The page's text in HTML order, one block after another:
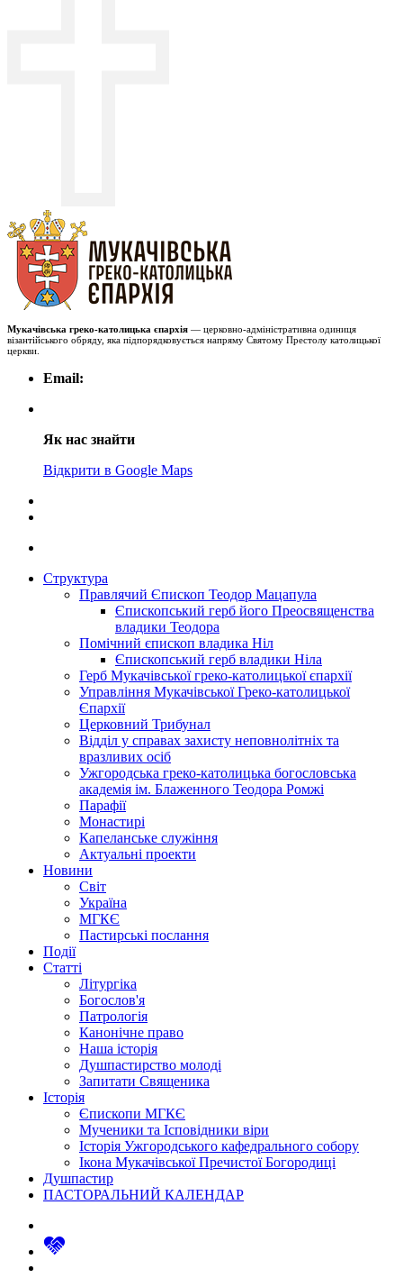
Мукачівська греко-католицька єпархія — церковно-адміністративна одиниця
візантійського обряду, яка підпорядковується напряму Святому Престолу католицької
церкви.
Email:
Як нас знайти
Відкрити в Google Maps
Структура
Правлячий Єпископ Теодор Мацапула
Єпископський герб його Преосвященства
владики Теодора
Помічний єпископ владика Ніл
Єпископський герб владики Ніла
Герб Мукачівської греко-католицької єпархії
Управління Мукачівської Греко-католицької
Єпархії
Церковний Трибунал
Відділ у справах захисту неповнолітніх та
вразливих осіб
Ужгородська греко-католицька богословська
академія ім. Блаженного Теодора Ромжі
Парафії
Монастирі
Капеланське служіння
Актуальні проекти
Новини
Світ
Україна
МГКЄ
Пастирські послання
Події
Статті
Літургіка
Богослов'я
Патрологія
Канонічне право
Наша історія
Душпастирство молоді
Запитати Священика
Історія
Єпископи МГКЄ
Мученики та Ісповідники віри
Історія Ужгородського кафедрального собору
Ікона Мукачівської Пречистої Богородиці
Душпастир
ПАСТОРАЛЬНИЙ КАЛЕНДАР